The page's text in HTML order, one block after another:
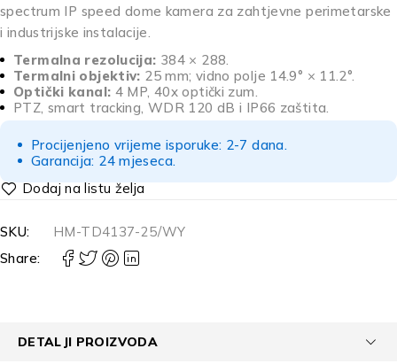
spectrum IP speed dome kamera za zahtjevne perimetarske
i industrijske instalacije.
Termalna rezolucija: 384 × 288.
Termalni objektiv: 25 mm; vidno polje 14.9° × 11.2°.
Optički kanal: 4 MP, 40x optički zum.
PTZ, smart tracking, WDR 120 dB i IP66 zaštita.
Procijenjeno vrijeme isporuke: 2-7 dana.
Garancija: 24 mjeseca.
SKU:
HM-TD4137-25/WY
Share:
DETALJI PROIZVODA